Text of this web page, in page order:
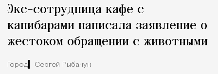
Экс-сотрудница кафе с
капибарами написала заявление о
жестоком обращении с животными
Город Сергей Рыбачук